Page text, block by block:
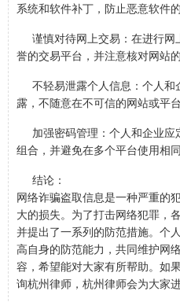
系统和软件补丁，防止恶意软件的
谨慎对待网上交易：在进行
誉的交易平台，并注意核对网站
不轻易泄露个人信息：个人
露，不随意在不可信的网站或平
加强密码管理：个人和企业
组合，并避免在多个平台使用相同
结论：
网络诈骗盗取信息是一种严重的
大的损失。为了打击网络犯罪，
并提出了一系列的防范措施。个
高自身的防范能力，共同维护网
容，希望能对大家有所帮助。如
询杭州律师，杭州律师会为大家